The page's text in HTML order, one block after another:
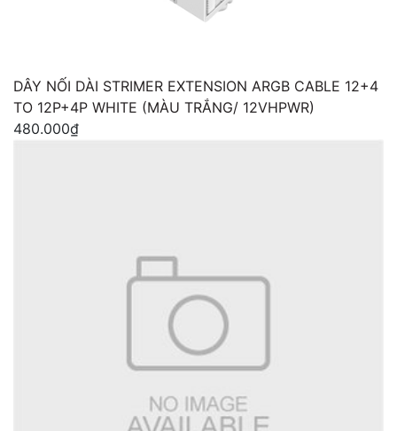
DÂY NỐI DÀI STRIMER EXTENSION ARGB CABLE 12+4
TO 12P+4P WHITE (MÀU TRẮNG/ 12VHPWR)
480.000₫